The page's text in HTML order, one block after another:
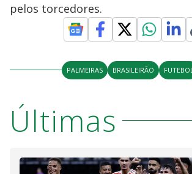
pelos torcedores.
PALMEIRAS BRASILEIRÃO FUTEBOL
Últimas